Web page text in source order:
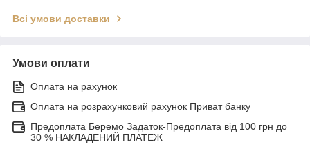
Всі умови доставки
Умови оплати
Оплата на рахунок
Оплата на розрахунковий рахунок Приват банку
Предоплата Беремо Задаток-Предоплата від 100 грн до
30 % НАКЛАДЕНИЙ ПЛАТЕЖ